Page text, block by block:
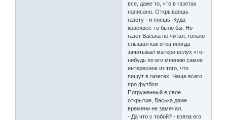
все, даже то, что в газетах
написано. Открываешь
газету - и поешь. Куда
красивее-то было бы. Но
газет Васька не читал, только
слышал как отец иногда
зачитывал матери вслух что-
нибудь по его мнению самое
интересное из того, что
пишут в газетах. Чаще всего
про футбол.
Погруженный в свое
открытие, Васька даже
времени не замечал.
- Да что с тобой? - взяла его